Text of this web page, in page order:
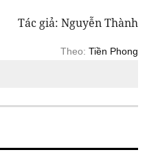
Tác giả: Nguyễn Thành
Theo: Tiền Phong